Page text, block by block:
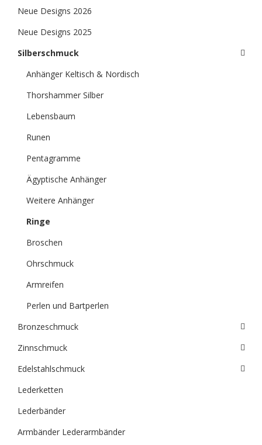
Neue Designs 2026
Neue Designs 2025
Silberschmuck
Anhänger Keltisch & Nordisch
Thorshammer Silber
Lebensbaum
Runen
Pentagramme
Ägyptische Anhänger
Weitere Anhänger
Ringe
Broschen
Ohrschmuck
Armreifen
Perlen und Bartperlen
Bronzeschmuck
Zinnschmuck
Edelstahlschmuck
Lederketten
Lederbänder
Armbänder Lederarmbänder